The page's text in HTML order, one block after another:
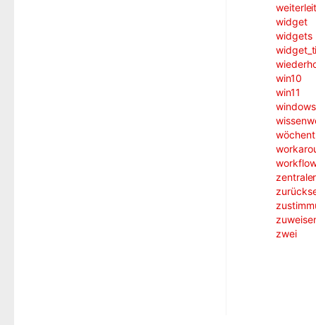
widget
widgets
win10
win11
windows
zwei